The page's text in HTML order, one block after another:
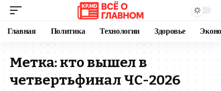
Главная Политика Технологии Здоровье
Метка: кто вышел в
четвертьфинал ЧС-2026